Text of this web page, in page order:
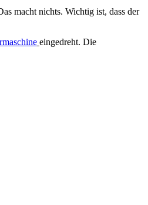
macht nichts. Wichtig ist, dass der
eingedreht. Die